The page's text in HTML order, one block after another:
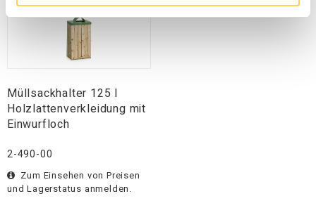
Müllsackhalter 125 l
Holzlattenverkleidung mit
Einwurfloch
2-490-00
Zum Einsehen von Preisen
und Lagerstatus anmelden.